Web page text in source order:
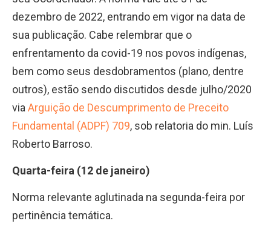
dezembro de 2022, entrando em vigor na data de
sua publicação. Cabe relembrar que o
enfrentamento da covid-19 nos povos indígenas,
bem como seus desdobramentos (plano, dentre
outros), estão sendo discutidos desde julho/2020
via Arguição de Descumprimento de Preceito
Fundamental (ADPF) 709, sob relatoria do min. Luís
Roberto Barroso.
Quarta-feira (12 de janeiro)
Norma relevante aglutinada na segunda-feira por
pertinência temática.